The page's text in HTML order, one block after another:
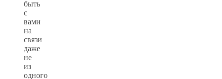
быть
с
вами
на
связи
даже
не
из
одного